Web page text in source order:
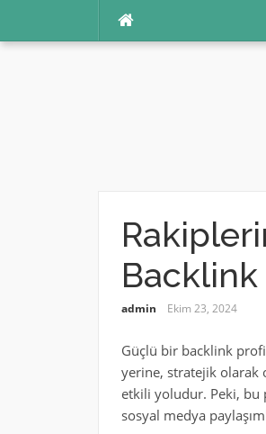
admin Ekim 23, 2024
Güçlü bir backlink
yerine, stratejik olarak
etkili yoludur. Peki, bu
sosyal medya